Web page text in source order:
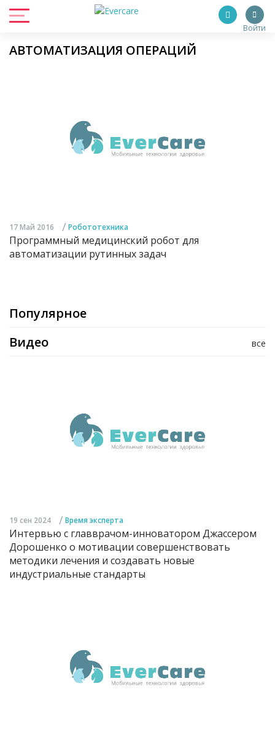
Войти
АВТОМАТИЗАЦИЯ ОПЕРАЦИЙ
17 Май 2016 / Робототехника
Программный медицинский робот для
автоматизации рутинных задач
Популярное
все
Видео
19 сен 2024 / Время эксперта
Интервью с главврачом-инноватором Джассером
Дорошенко о мотивации совершенствовать
методики лечения и создавать новые
индустриальные стандарты